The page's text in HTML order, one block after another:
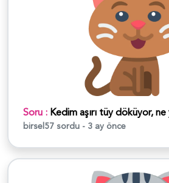
Soru : Kedim aşırı tüy döküyor, ne
birsel57 sordu - 3 ay önce